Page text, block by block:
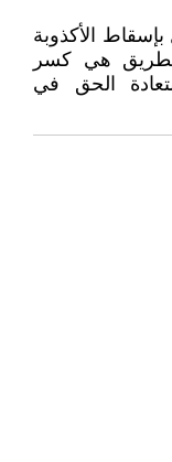
بإسقاط الأكذوبة
هي كسر
الحق في